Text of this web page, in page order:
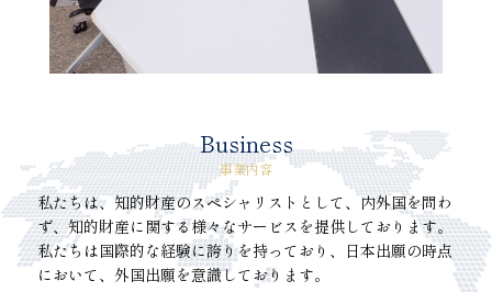
Business
事業内容
私たちは、知的財産のスペシャリストとして、内外国を問わ
ず、知的財産に関する様々なサービスを提供しております。
私たちは国際的な経験に誇りを持っており、日本出願の時点
において、外国出願を意識しております。